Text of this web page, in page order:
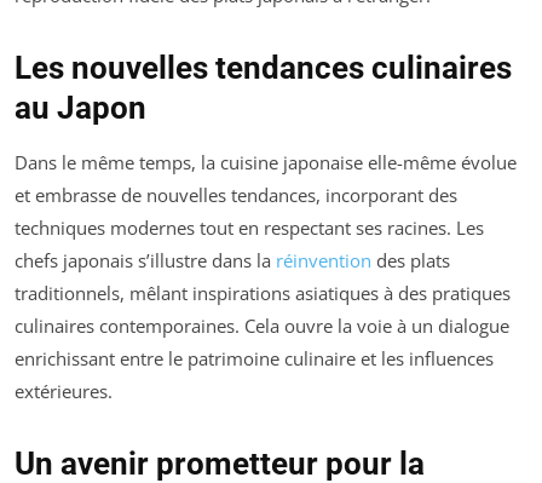
Les nouvelles tendances culinaires
au Japon
Dans le même temps, la cuisine japonaise elle-même évolue
et embrasse de nouvelles tendances, incorporant des
techniques modernes tout en respectant ses racines. Les
chefs japonais s’illustre dans la réinvention des plats
traditionnels, mêlant inspirations asiatiques à des pratiques
culinaires contemporaines. Cela ouvre la voie à un dialogue
enrichissant entre le patrimoine culinaire et les influences
extérieures.
Un avenir prometteur pour la